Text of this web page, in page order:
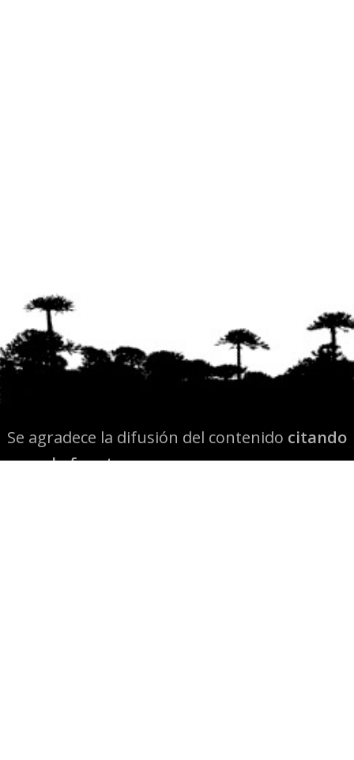
Se agradece la difusión del contenido citando
la fuente www.mapuexpress.org